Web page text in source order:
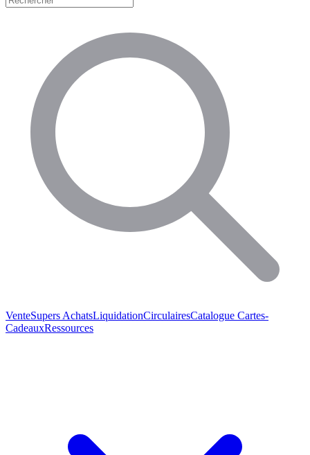
VenteSupers AchatsLiquidationCirculairesCatalogue Cartes-
CadeauxRessources